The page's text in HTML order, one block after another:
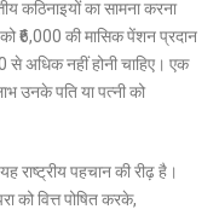
कठिनाइयों का सामना करना
₹6,000 की मासिक पेंशन प्रदान
से अधिक नहीं होनी चाहिए। एक
उनके पति या पत्नी को
राष्ट्रीय पहचान की रीढ़ है।
को वित्त पोषित करके,